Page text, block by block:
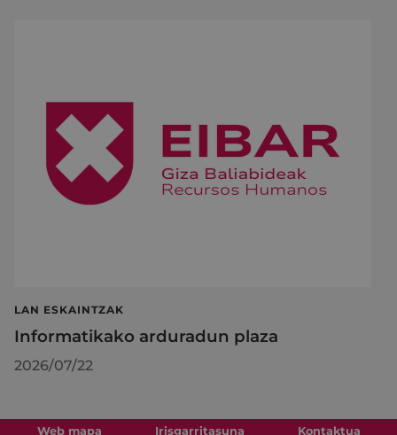
LAN ESKAINTZAK
Informatikako arduradun plaza
2026/07/22
Web mapa Irisgarritasuna Kontaktua